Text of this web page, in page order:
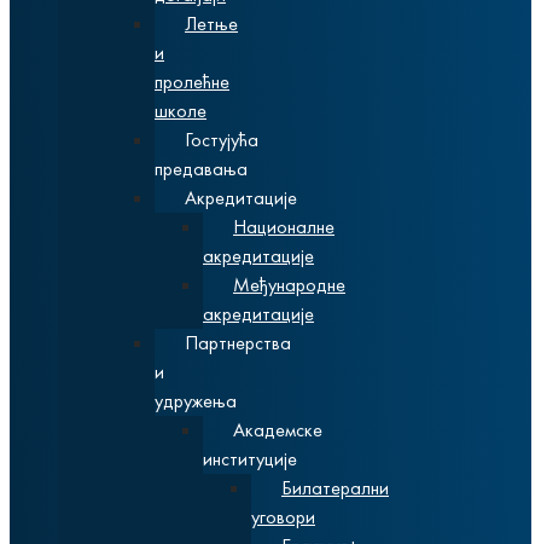
Летње
и
пролећне
школе
Гостујућа
предавања
Акредитације
Националне
акредитације
Међународне
акредитације
Партнерства
и
удружења
Академске
институције
Билатерални
уговори